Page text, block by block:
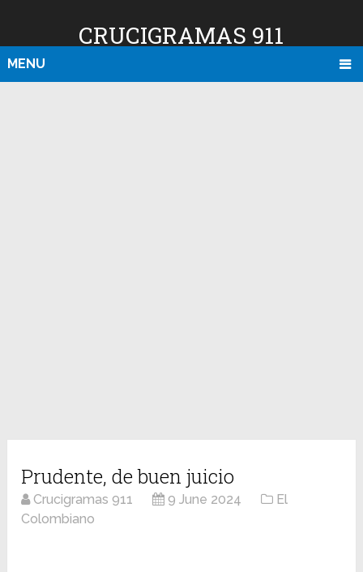
CRUCIGRAMAS 911
MENU
Prudente, de buen juicio
Crucigramas 911 9 June 2024
El
Colombiano